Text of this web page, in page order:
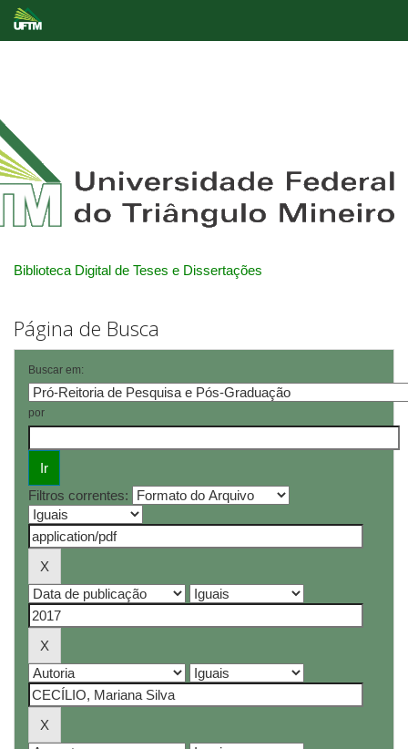
Biblioteca Digital de Teses e Dissertações
Página de Busca
Buscar em:
por
Filtros correntes: